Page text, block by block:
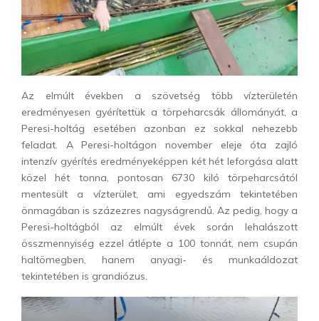
Az elmúlt években a szövetség több vízterületén
eredményesen gyérítettük a törpeharcsák állományát, a
Peresi-holtág esetében azonban ez sokkal nehezebb
feladat. A Peresi-holtágon november eleje óta zajló
intenzív gyérítés eredményeképpen két hét leforgása alatt
közel hét tonna, pontosan 6730 kiló törpeharcsától
mentesült a vízterület, ami egyedszám tekintetében
önmagában is százezres nagyságrendű. Az pedig, hogy a
Peresi-holtágból az elmúlt évek során lehalászott
összmennyiség ezzel átlépte a 100 tonnát, nem csupán
haltömegben, hanem anyagi- és munkaáldozat
tekintetében is grandiózus.